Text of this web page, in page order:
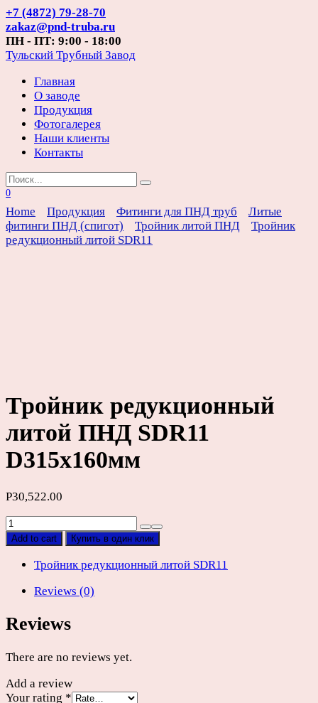
Перейти
к
содержанию
+7 (4872) 79-28-70
zakaz@pnd-truba.ru
ПН - ПТ: 9:00 - 18:00
Тульский Трубный Завод
Главная
О заводе
Продукция
Фотогалерея
Наши клиенты
Контакты
Search
for:
0
Home Продукция Фитинги для ПНД труб
Литые
фитинги ПНД (спигот)
Тройник литой ПНД
Тройник
редукционный литой SDR11
Тройник редукционный
литой ПНД SDR11
D315х160мм
Р30,522.00
Тройник
редукционный
ПНД
D315х160мм
Add to cart Купить в один клик
Тройник редукционный литой SDR11
Reviews (0)
Reviews
There are no reviews yet.
Add a review
Your rating *